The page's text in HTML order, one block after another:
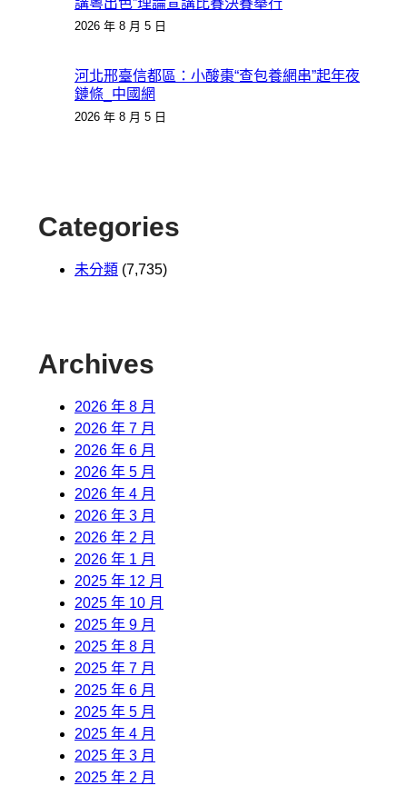
2026 年 8 月 5 日
河北邢臺信都區：小酸棗“查包養網串”起年夜
鏈條_中國網
2026 年 8 月 5 日
Categories
未分類 (7,735)
Archives
2026 年 8 月
2026 年 7 月
2026 年 6 月
2026 年 5 月
2026 年 4 月
2026 年 3 月
2026 年 2 月
2026 年 1 月
2025 年 12 月
2025 年 10 月
2025 年 9 月
2025 年 8 月
2025 年 7 月
2025 年 6 月
2025 年 5 月
2025 年 4 月
2025 年 3 月
2025 年 2 月